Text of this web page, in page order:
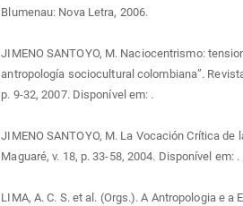
Blumenau: Nova Letra, 2006.
JIMENO SANTOYO, M. Naciocentrismo:
antropología sociocultural colombiana”.
p. 9-32, 2007. Disponível em: .
JIMENO SANTOYO, M. La Vocación Crítica
Maguaré, v. 18, p. 33-58, 2004. Disponível em: .
LIMA, A. C. S. et al. (Orgs.). A Antropologia e